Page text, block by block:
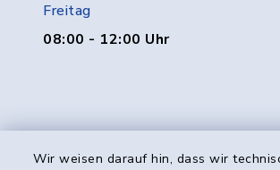
Wir weisen darauf hin, dass wir
Freitag
08:00 - 12:00 Uhr